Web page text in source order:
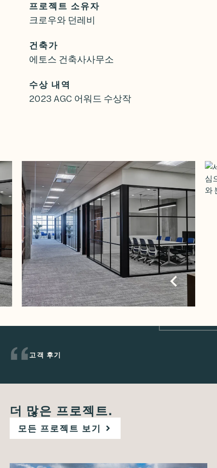
프로젝트 소유자
크로우와 던레비
건축가
에토스 건축사사무소
수상 내역
2023 AGC 어워드 수상작
고객 후기
더 많은 프로젝트.
모든 프로젝트 보기